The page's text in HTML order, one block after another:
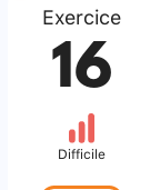
Exercice
16
Difficile